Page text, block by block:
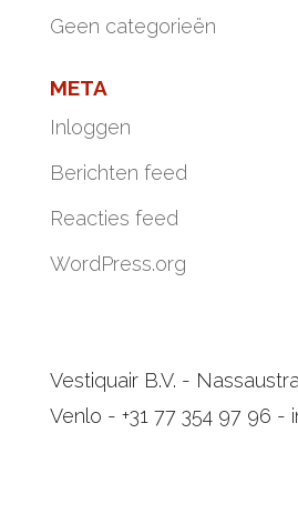
Geen categorieën
META
Inloggen
Berichten feed
Reacties feed
WordPress.org
Vestiquair B.V. -
Venlo - +31 77 354 97 96 -